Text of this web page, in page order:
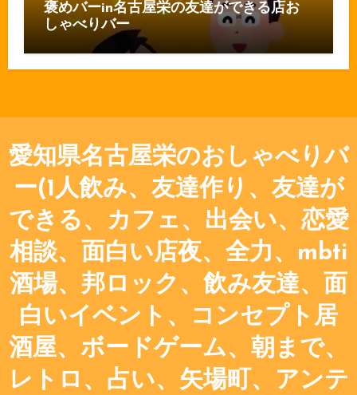
褒めバーin名古屋栄の友達ができる店お
しゃべりバー
愛知県名古屋栄のおしゃべりバ
ー(1人飲み、友達作り、友達が
できる、カフェ、出会い、恋愛
相談、面白い店夜、全力、mbti
酒場、邦ロック、飲み友達、面
白いイベント、コンセプト居
酒屋、ボードゲーム、朝まで、
レトロ、占い、矢場町、アンテ